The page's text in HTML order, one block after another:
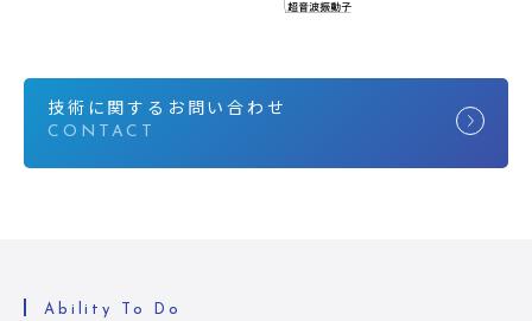
技術に関するお問い合わせ